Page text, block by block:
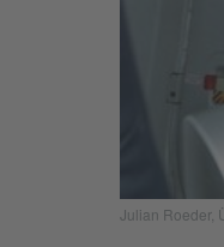
Julian Roeder,